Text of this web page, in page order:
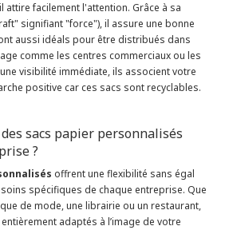
attire facilement l'attention. Grâce à sa
signifiant "force"), il assure une bonne
aussi idéals pour être distribués dans
comme les centres commerciaux ou les
visibilité immédiate, ils associent votre
positive car ces sacs sont recyclables.
sacs papier personnalisés
?
offrent une flexibilité sans égal
spécifiques de chaque entreprise. Que
de mode, une librairie ou un restaurant,
adaptés à l’image de votre